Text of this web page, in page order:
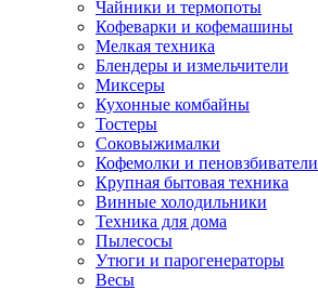
Чайники и термопоты
Кофеварки и кофемашины
Мелкая техника
Блендеры и измельчители
Миксеры
Кухонные комбайны
Тостеры
Соковыжималки
Кофемолки и пеновзбиватели
Крупная бытовая техника
Винные холодильники
Техника для дома
Пылесосы
Утюги и парогенераторы
Весы